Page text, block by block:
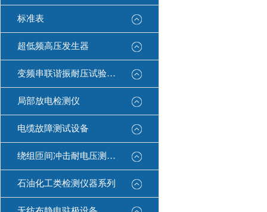
标准表
超低频高压发生器
变频串联谐振耐压试验装置
局部放电检测仪
电缆故障测试设备
绕组匝间冲击耐电压测试仪
石油化工类检测仪器系列